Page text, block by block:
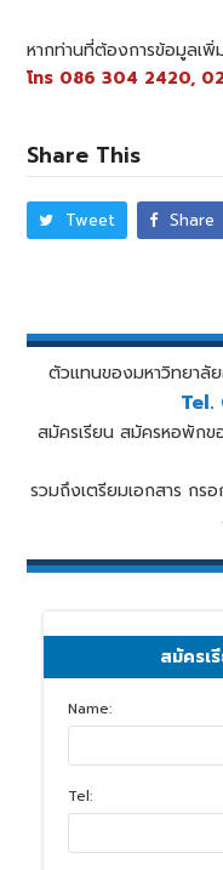
หากท่านที่ต้องการข้อมูลเ
โทร 086 304 2420,
Share This
Tweet Share
ตัวแทนของมหาวิทยาลั
สมัครเรียน สมัครหอพัก
รวมถึงเตรียมเอกสาร กร
สมัครเ
Name:
Tel: